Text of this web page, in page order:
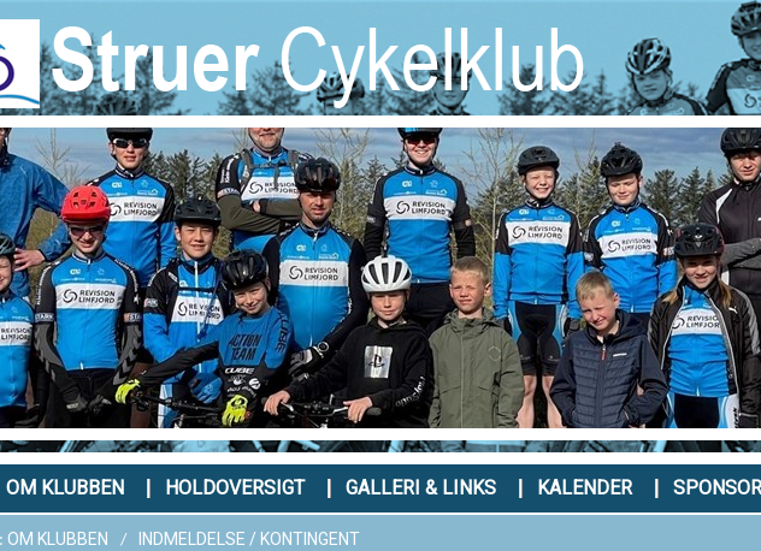
OM KLUBBEN HOLDOVERSIGT GALLERI & LINKS KALENDER
OM KLUBBEN INDMELDELSE / KONTINGENT